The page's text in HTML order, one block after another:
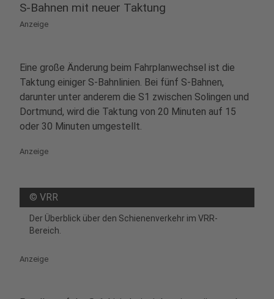
S-Bahnen mit neuer Taktung
Anzeige
Eine große Änderung beim Fahrplanwechsel ist die
Taktung einiger S-Bahnlinien. Bei fünf S-Bahnen,
darunter unter anderem die S1 zwischen Solingen und
Dortmund, wird die Taktung von 20 Minuten auf 15
oder 30 Minuten umgestellt.
Anzeige
© VRR
Der Überblick über den Schienenverkehr im VRR-
Bereich.
Anzeige